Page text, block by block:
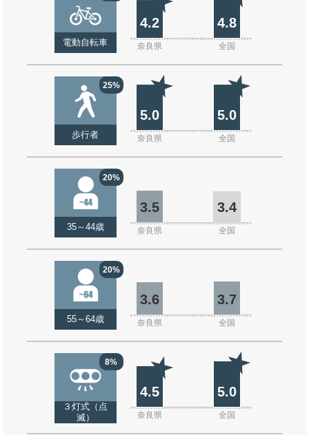
電動自転車
4.2 4.8
奈良県 全国
25%
歩行者
5.0 5.0
奈良県 全国
20%
35～44歳
3.5 3.4
奈良県 全国
20%
55～64歳
3.6 3.7
奈良県 全国
8%
３灯式（点
滅）
4.5 5.0
奈良県 全国